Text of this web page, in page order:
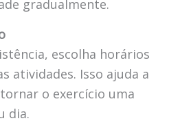
gradualmente.
escolha horários
atividades. Isso ajuda a
o exercício uma
dia.